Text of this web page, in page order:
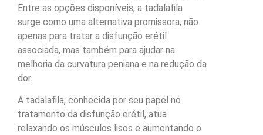
Entre as opções disponíveis, a tadalafila
surge como uma alternativa promissora, não
apenas para tratar a disfunção erétil
associada, mas também para ajudar na
melhoria da curvatura peniana e na redução da
dor.
A tadalafila, conhecida por seu papel no
tratamento da disfunção erétil, atua
relaxando os músculos lisos e aumentando o